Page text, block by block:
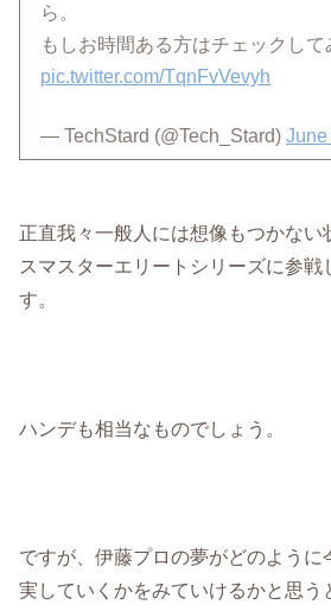
ら。
もしお時間ある方はチェックして
pic.twitter.com/TqnFvVevyh
— TechStard (@Tech_Stard)June
正直我々一般人には想像もつかない
スマスターエリートシリーズに参戦
す。
ハンデも相当なものでしょう。
ですが、伊藤プロの夢がどのように
実していくかをみていけるかと思う